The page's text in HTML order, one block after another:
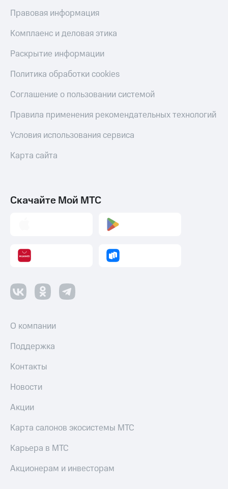
Правовая информация
Комплаенс и деловая этика
Раскрытие информации
Политика обработки cookies
Соглашение о пользовании системой
Правила применения рекомендательных технологий
Условия использования сервиса
Карта сайта
Скачайте Мой МТС
О компании
Поддержка
Контакты
Новости
Акции
Карта салонов экосистемы МТС
Карьера в МТС
Акционерам и инвесторам